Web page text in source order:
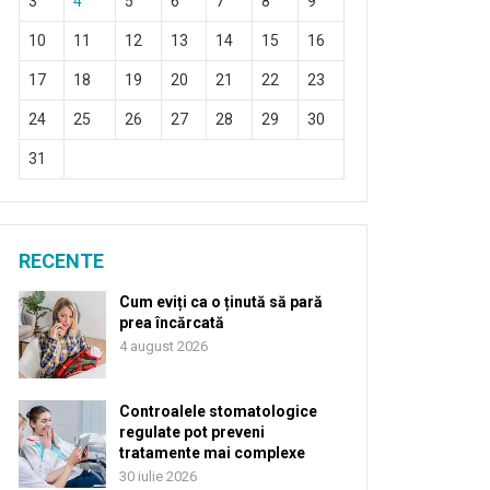
10 11 12 13 14 15 16
17 18 19 20 21 22 23
24 25 26 27 28 29 30
31
RECENTE
Cum eviți ca o ținută să pară
prea încărcată
4 august 2026
Controalele stomatologice
regulate pot preveni
tratamente mai complexe
30 iulie 2026